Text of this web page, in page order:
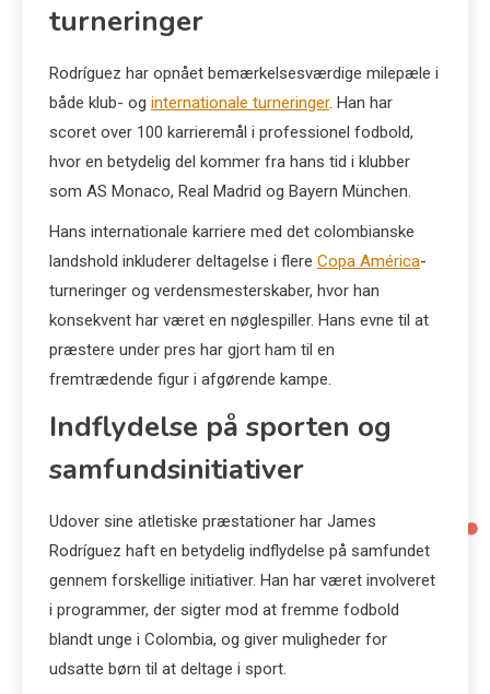
turneringer
Rodríguez har opnået bemærkelsesværdige milepæle i
både klub- og internationale turneringer. Han har
scoret over 100 karrieremål i professionel fodbold,
hvor en betydelig del kommer fra hans tid i klubber
som AS Monaco, Real Madrid og Bayern München.
Hans internationale karriere med det colombianske
landshold inkluderer deltagelse i flere Copa América-
turneringer og verdensmesterskaber, hvor han
konsekvent har været en nøglespiller. Hans evne til at
præstere under pres har gjort ham til en
fremtrædende figur i afgørende kampe.
Indflydelse på sporten og
samfundsinitiativer
Udover sine atletiske præstationer har James
Rodríguez haft en betydelig indflydelse på samfundet
gennem forskellige initiativer. Han har været involveret
i programmer, der sigter mod at fremme fodbold
blandt unge i Colombia, og giver muligheder for
udsatte børn til at deltage i sport.